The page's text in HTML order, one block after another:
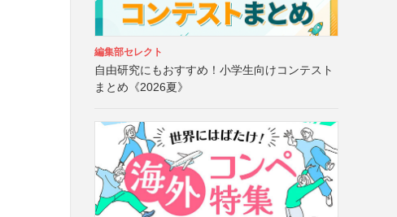
編集部セレクト
自由研究にもおすすめ！小学生向けコンテスト
まとめ《2026夏》